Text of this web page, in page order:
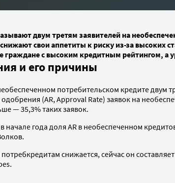
двум третям заявителей на
свои аппетиты к риску из-за высоких
граждане с высоким кредитным рейтингом, а
и его причины
потребительском кредите
(AR, Approval Rate) заявок на
— 35,3% таких заявок.
начале года доля AR в необеспеченном
снижается, сейчас он